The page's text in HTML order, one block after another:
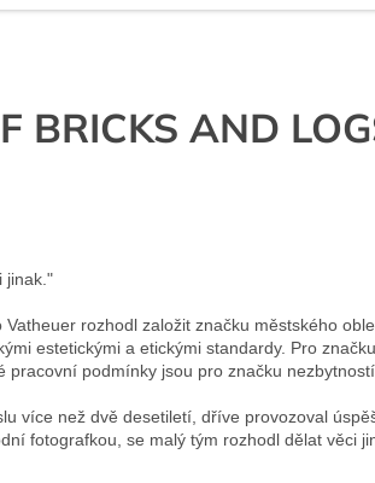
BRICKS AND
jinak."
rozhodl založit značku městského
estetickými a etickými standardy. Pro
pracovní podmínky jsou pro značku nezbytností.
více než dvě desetiletí, dříve provozoval
fotografkou, se malý tým rozhodl dělat věci